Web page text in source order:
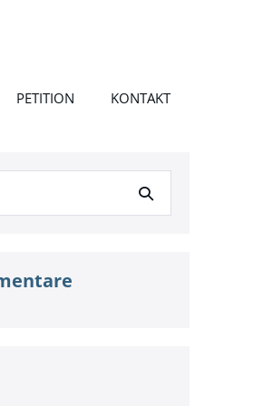
PETITION KONTAKT